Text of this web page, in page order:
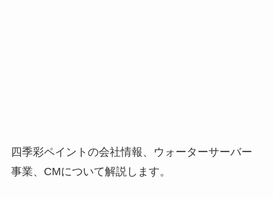
四季彩ペイントの会社情報、ウォーターサーバー
事業、CMについて解説します。